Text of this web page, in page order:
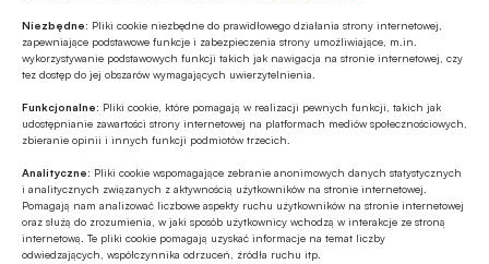
Niezbędne: Pliki cookie niezbędne do prawidłowego działania strony internetowej,
zapewniające podstawowe funkcje i zabezpieczenia strony umożliwiające, m.in.
wykorzystywanie podstawowych funkcji takich jak nawigacja na stronie internetowej, czy
tez dostęp do jej obszarów wymagających uwierzytelnienia.
Funkcjonalne: Pliki cookie, które pomagają w realizacji pewnych funkcji, takich jak
udostępnianie zawartości strony internetowej na platformach mediów społecznościowych,
zbieranie opinii i innych funkcji podmiotów trzecich.
Analityczne: Pliki cookie wspomagające zebranie anonimowych danych statystycznych
i analitycznych związanych z aktywnością użytkowników na stronie internetowej.
Pomagają nam analizować liczbowe aspekty ruchu użytkowników na stronie internetowej
oraz służą do zrozumienia, w jaki sposób użytkownicy wchodzą w interakcje ze stroną
internetową. Te pliki cookie pomagają uzyskać informacje na temat liczby
odwiedzających, współczynnika odrzuceń, źródła ruchu itp.
EBC o ewentualnym finansowaniu
wydatków obronnych przez NBP
GOSPODARKA
Leasing w Polsce rośnie znacznie silniej
niż nasze PKB
Z RYNKU FINANSOWEGO
Poziom aktywów OFE w lipcu ’26